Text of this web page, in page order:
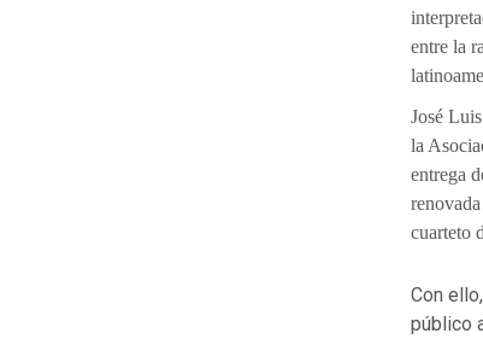
entre la
José
la
entrega
cuarteto
Con
público